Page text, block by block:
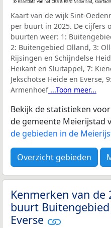
Kaart van de wijk Sint-
per buurt in 2025. De cijfers
buurten weer: 1:
2: Buitengebied Olland, 3:
Rijsingen en Schijndelse
Heikant en Sluitappel, 7:
Jekschotse Heide en Everse,
Armenhoef...Toon meer...
Bekijk de statistieken
de gemeente Meierijstad
de gebieden in de
Overzicht gebieden
Kenmerken van
buurt Buitengebied
Everse